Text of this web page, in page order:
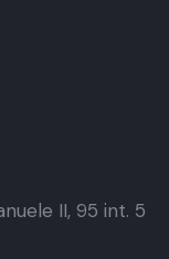
II, 95 int. 5